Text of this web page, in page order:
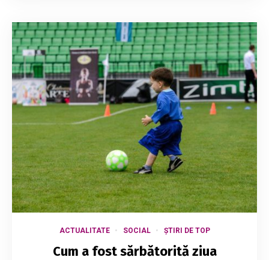
ACTUALITATE SOCIAL ȘTIRI DE TOP
Cum a fost sărbătorită ziua